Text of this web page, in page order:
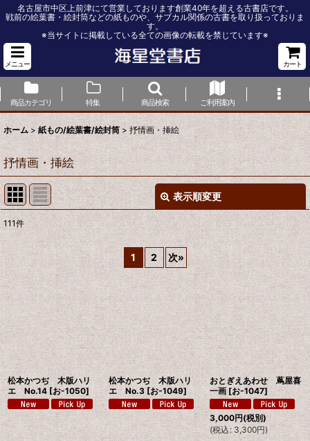
名古屋市中区上前津にて営業しております創業40年を超える古書店です。
戦前の絵葉書・絵封筒などの紙ものや、サブカル関係の古書を取り扱っておりま
す。
※当サイトに掲載している全ての画像の転載を禁じています※
メニュー カート
商品カテゴリ 特集 商品検索 ご利用案内
ホーム > 紙もの/絵葉書/絵封筒 > 抒情画・挿絵
抒情画・挿絵
表示順変更
表示数 :
並び順
絞り込む
111件
1 2 次»
松本かつぢ 木版ハリ
エ No.14 [お-1050]
松本かつぢ 木版ハリ
エ No.3 [お-1049]
おとぎえあわせ 蔦屋喜
一画 [お-1047]
3,000円(税別)
(税込: 3,300円)